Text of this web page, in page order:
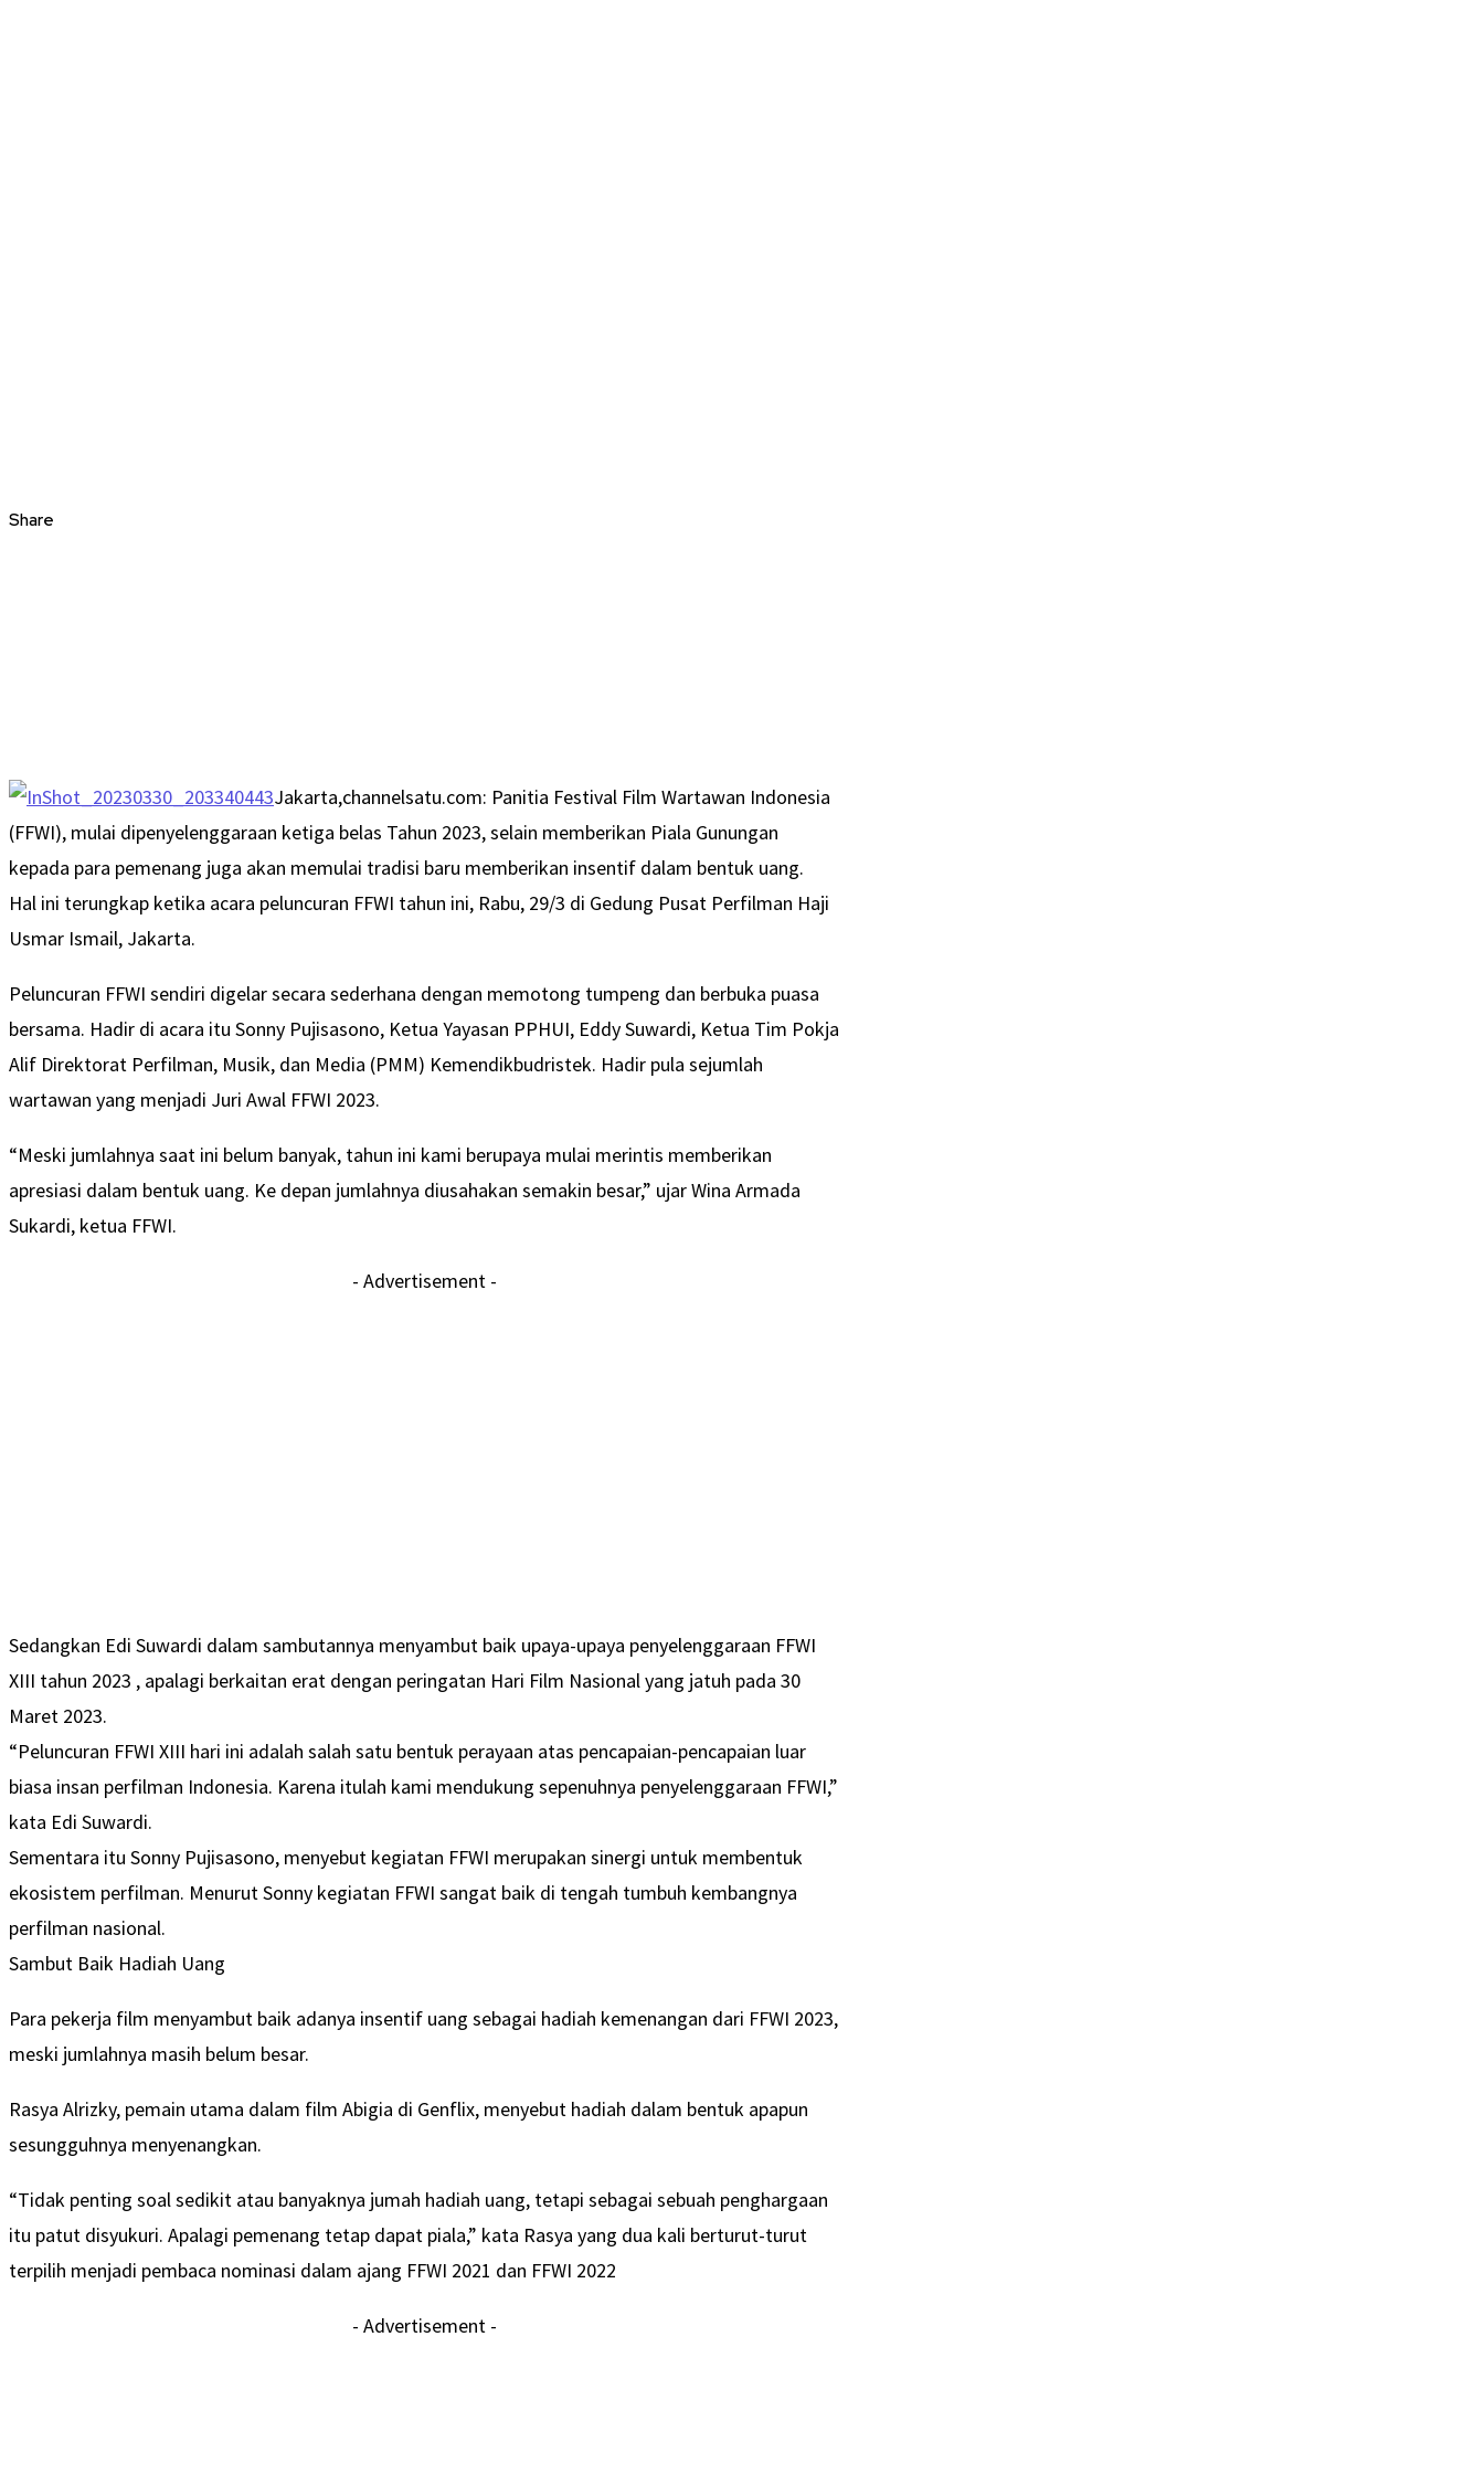
Share
Jakarta,channelsatu.com: Panitia Festival Film Wartawan Indonesia
(FFWI), mulai dipenyelenggaraan ketiga belas Tahun 2023, selain memberikan Piala Gunungan
kepada para pemenang juga akan memulai tradisi baru memberikan insentif dalam bentuk uang.
Hal ini terungkap ketika acara peluncuran FFWI tahun ini, Rabu, 29/3 di Gedung Pusat Perfilman Haji
Usmar Ismail, Jakarta.
Peluncuran FFWI sendiri digelar secara sederhana dengan memotong tumpeng dan berbuka puasa
bersama. Hadir di acara itu Sonny Pujisasono, Ketua Yayasan PPHUI, Eddy Suwardi, Ketua Tim Pokja
Alif Direktorat Perfilman, Musik, dan Media (PMM) Kemendikbudristek. Hadir pula sejumlah
wartawan yang menjadi Juri Awal FFWI 2023.
“Meski jumlahnya saat ini belum banyak, tahun ini kami berupaya mulai merintis memberikan
apresiasi dalam bentuk uang. Ke depan jumlahnya diusahakan semakin besar,” ujar Wina Armada
Sukardi, ketua FFWI.
- Advertisement -
Sedangkan Edi Suwardi dalam sambutannya menyambut baik upaya-upaya penyelenggaraan FFWI
XIII tahun 2023 , apalagi berkaitan erat dengan peringatan Hari Film Nasional yang jatuh pada 30
Maret 2023.
“Peluncuran FFWI XIII hari ini adalah salah satu bentuk perayaan atas pencapaian-pencapaian luar
biasa insan perfilman Indonesia. Karena itulah kami mendukung sepenuhnya penyelenggaraan FFWI,”
kata Edi Suwardi.
Sementara itu Sonny Pujisasono, menyebut kegiatan FFWI merupakan sinergi untuk membentuk
ekosistem perfilman. Menurut Sonny kegiatan FFWI sangat baik di tengah tumbuh kembangnya
perfilman nasional.
Sambut Baik Hadiah Uang
Para pekerja film menyambut baik adanya insentif uang sebagai hadiah kemenangan dari FFWI 2023,
meski jumlahnya masih belum besar.
Rasya Alrizky, pemain utama dalam film Abigia di Genflix, menyebut hadiah dalam bentuk apapun
sesungguhnya menyenangkan.
“Tidak penting soal sedikit atau banyaknya jumah hadiah uang, tetapi sebagai sebuah penghargaan
itu patut disyukuri. Apalagi pemenang tetap dapat piala,” kata Rasya yang dua kali berturut-turut
terpilih menjadi pembaca nominasi dalam ajang FFWI 2021 dan FFWI 2022
- Advertisement -